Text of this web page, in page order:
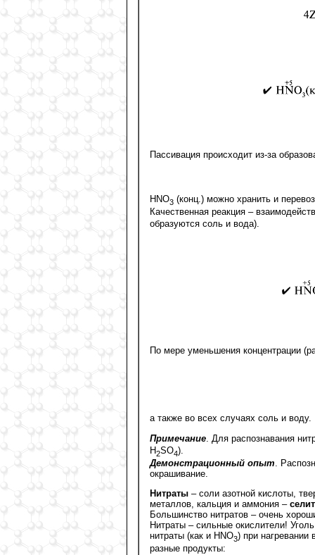
Пассивация происходит из-за
HNO3 (конц.) можно хранить и
Качественная реакция –
образуются соль и вода).
По мере уменьшения концентрации
а также во всех случаях соль и воду.
Примечание . Для распознавания
H2SO4).
Демонстрационный опыт.
окрашивание.
Нитраты – соли азотной кислоты,
металлов, кальция и аммония –
Большинство нитратов – очень
Нитраты – сильные окислители!
нитраты (как и НNO3) при нагревании
разные продукты: